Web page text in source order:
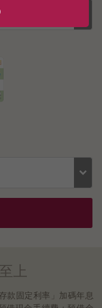
上
款固定利率」加碼年息